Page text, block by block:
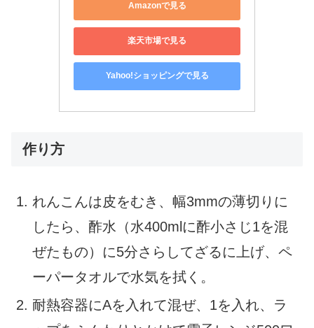
Amazonで見る
楽天市場で見る
Yahoo!ショッピングで見る
作り方
れんこんは皮をむき、幅3mmの薄切りに
したら、酢水（水400mlに酢小さじ1を混
ぜたもの）に5分さらしてざるに上げ、ペ
ーパータオルで水気を拭く。
耐熱容器にAを入れて混ぜ、1を入れ、ラ